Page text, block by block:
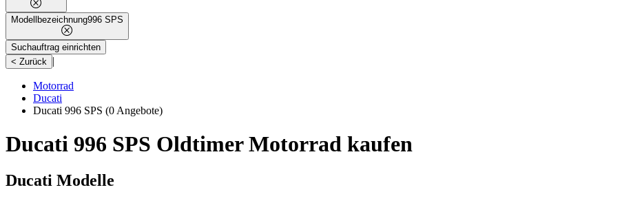
Modellbezeichnung996 SPS
Suchauftrag einrichten
< Zurück
|
Motorrad
Ducati
Ducati 996 SPS (0 Angebote)
Ducati 996 SPS Oldtimer Motorrad kaufen
Ducati Modelle